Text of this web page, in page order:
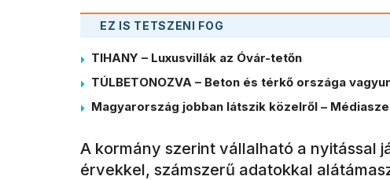
EZ IS TETSZENI FOG
TIHANY – Luxusvillák az Óvár-tetőn
TÚLBETONOZVA – Beton és térkő országa
Magyarország jobban látszik közelről –
A kormány szerint vállalható a nyitással
érvekkel, számszerű adatokkal